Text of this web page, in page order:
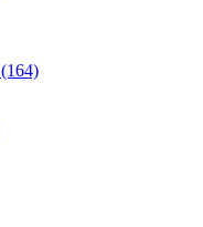
(164)